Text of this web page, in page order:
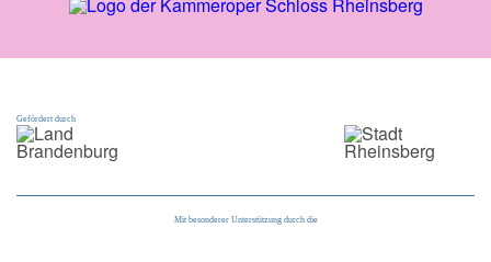
Gefördert durch
Mit besonderer Unterstützung durch die